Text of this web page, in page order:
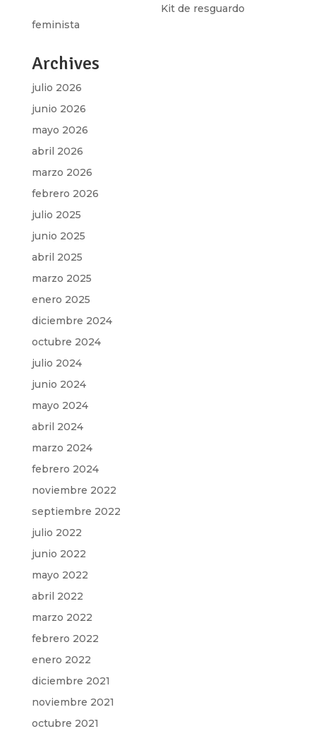
Kit de resguardo
feminista
Archives
julio 2026
junio 2026
mayo 2026
abril 2026
marzo 2026
febrero 2026
julio 2025
junio 2025
abril 2025
marzo 2025
enero 2025
diciembre 2024
octubre 2024
julio 2024
junio 2024
mayo 2024
abril 2024
marzo 2024
febrero 2024
noviembre 2022
septiembre 2022
julio 2022
junio 2022
mayo 2022
abril 2022
marzo 2022
febrero 2022
enero 2022
diciembre 2021
noviembre 2021
octubre 2021